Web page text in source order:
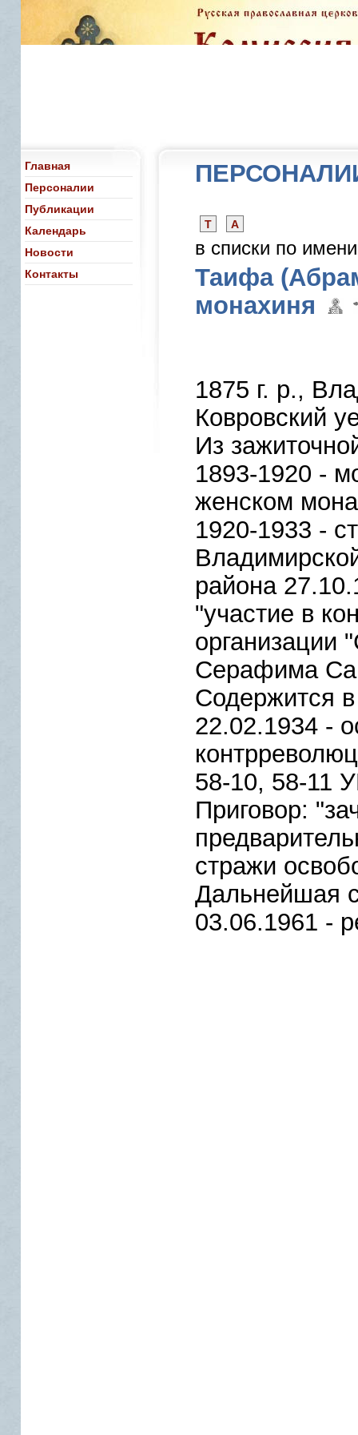
Главная
Персоналии
Публикации
Календарь
Новости
Контакты
Т А
в списки по
Таифа
монахиня
1875 г. р.,
Ковровский
Из
1893-1920 -
женском
1920-1933 -
района
"участие в
организации
Серафима
Содержится
22.02.1934 -
58-10, 58-11
Приговор:
стражи
Дальнейшая
03.06.1961 -